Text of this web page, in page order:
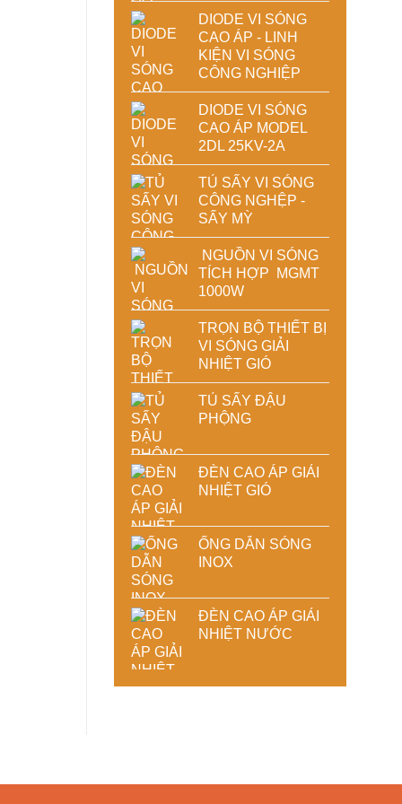
DIODE VI SÓNG
CAO ÁP - LINH
KIỆN VI SÓNG
CÔNG NGHIỆP
DIODE VI SÓNG
CAO ÁP MODEL
2DL 25KV-2A
TỦ SẤY VI SÓNG
CÔNG NGHỆP -
SẤY MỲ
NGUỒN VI SÓNG
TÍCH HỢP MGMT
1000W
TRỌN BỘ THIẾT BỊ
VI SÓNG GIẢI
NHIỆT GIÓ
TỦ SẤY ĐẬU
PHỘNG
ĐÈN CAO ÁP GIẢI
NHIỆT GIÓ
ỐNG DẪN SÓNG
INOX
ĐÈN CAO ÁP GIẢI
NHIỆT NƯỚC